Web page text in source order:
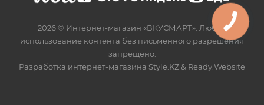
2026 © Интернет-магазин «ВКУСМАРТ». Любое
использование контента без письменного разрешения
запрещено.
Разработка интернет-магазина Style.KZ& Ready.Website